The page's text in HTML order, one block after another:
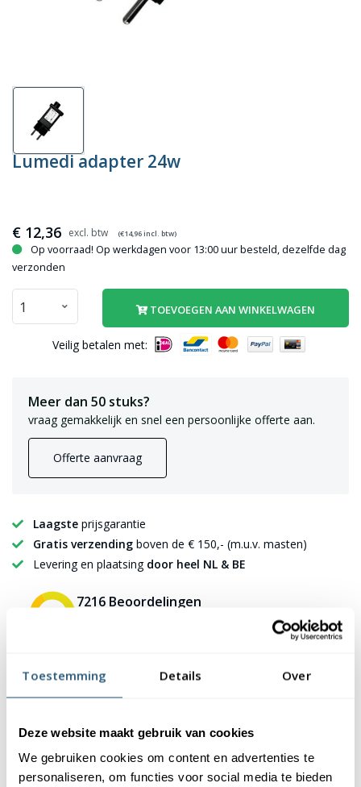
Toestemming Details Over
Deze website maakt gebruik van cookies
We gebruiken cookies om content en advertenties te
personaliseren, om functies voor social media te bieden
Lumedi adapter 24w
€ 12,36 (€14,96incl. btw)
Op voorraad! Op werkdagen voor 13:00 uur besteld, dezelfde dag
verzonden
TOEVOEGEN AAN WINKELWAGEN
Veilig betalen met:
Meer dan 50 stuks?
vraag gemakkelijk en snel een persoonlijke offerte aan.
Offerte aanvraag
Laagste prijsgarantie
Gratis verzending boven de € 150,- (m.u.v. masten)
Levering en plaatsing door heel NL & BE
7216 Beoordelingen